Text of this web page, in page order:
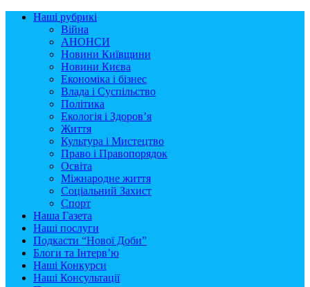
Наші рубрикі
Війна
АНОНСИ
Новини Київщини
Новини Києва
Економіка і бізнес
Влада і Суспільство
Політика
Екологія і Здоров’я
Життя
Культура і Мистецтво
Право і Правопорядок
Освіта
Міжнародне життя
Соціальний Захист
Спорт
Наша Газета
Наші послуги
Подкасти “Нової Доби”
Блоги та Інтерв’ю
Наші Конкурси
Наші Консультації